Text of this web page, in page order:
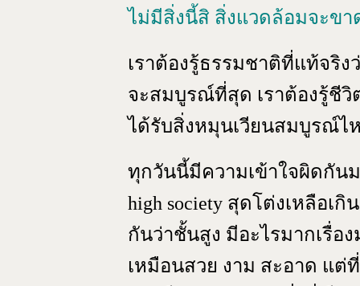
ไม่มีสิ่งนี้สิ สิ่งแวดล้อมจะข
เราต้องรู้ธรรมชาติที่แท้จริ
จะสมบูรณ์ที่สุด เราต้องรู้ชีวิ
ได้รับสิ่งหมุนเวียนสมบูรณ์ไ
ทุกวันนี้มีความเข้าใจผิดกัน
high society สุดโต่งเหลือเ
กันว่าชั้นสูง มีอะไรมากเรื่อ
เหมือนสวย งาม สะอาด แต่